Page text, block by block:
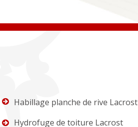
Habillage planche de rive Lacrost
Hydrofuge de toiture Lacrost